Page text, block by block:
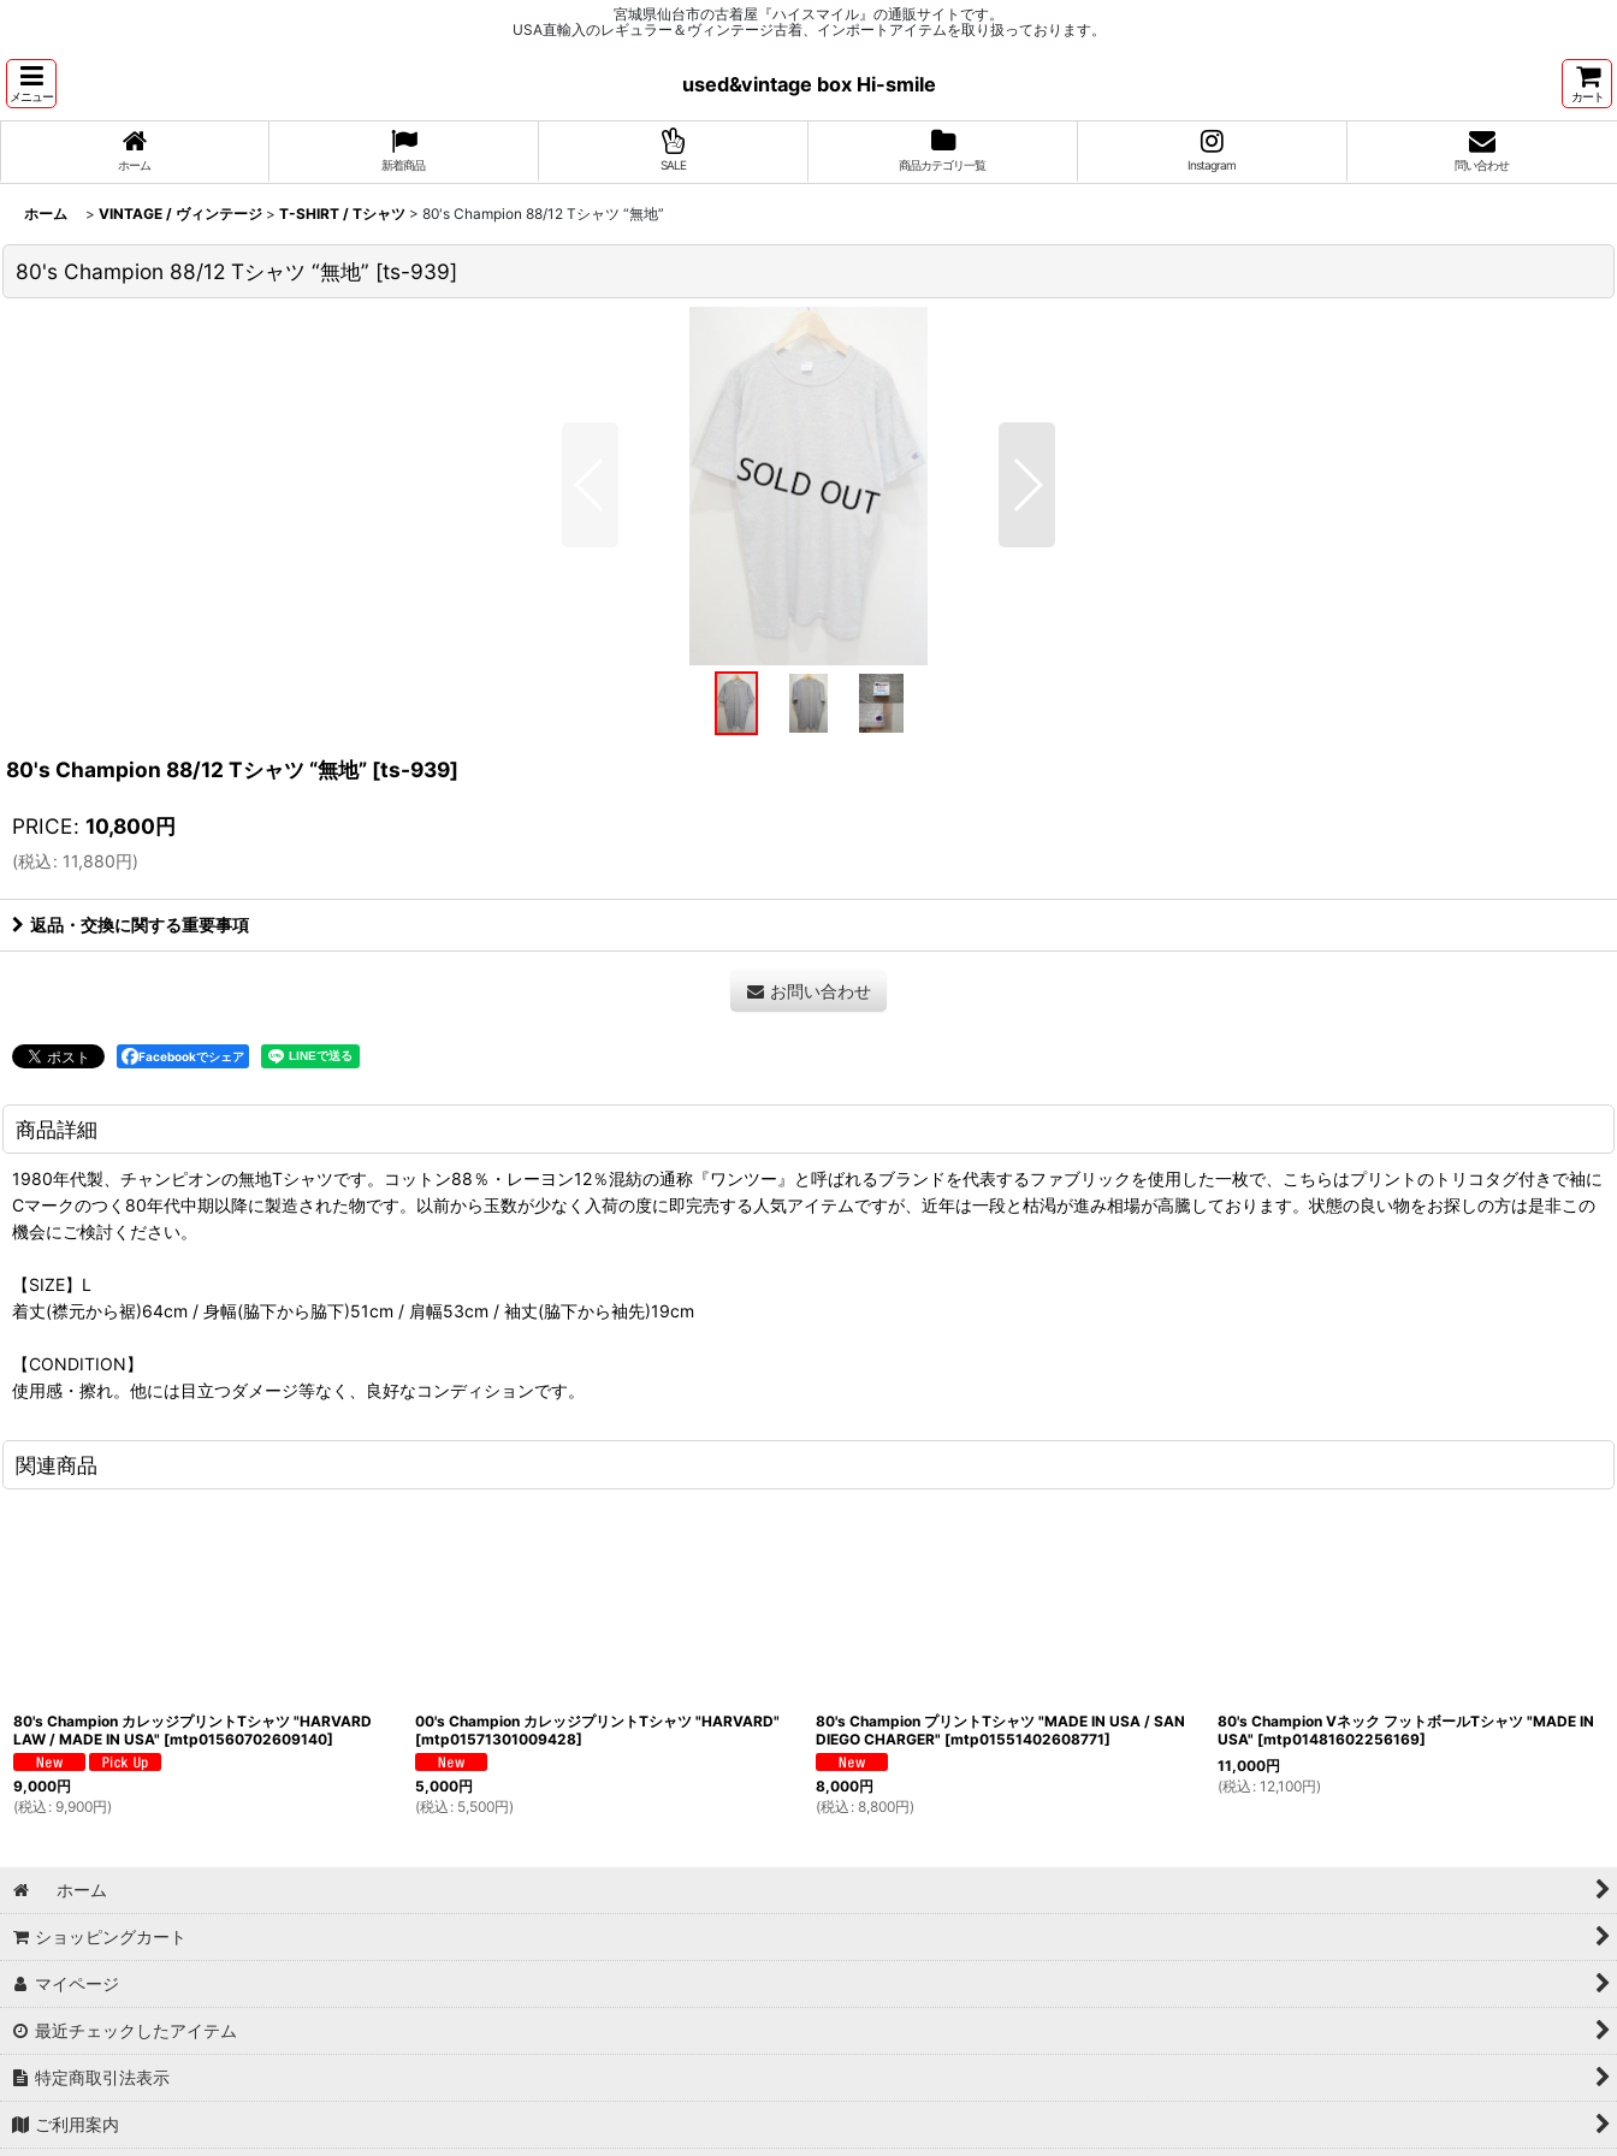
宮城県仙台市の古着屋『ハイスマイル』の通販サイトです。
USA直輸入のレギュラー＆ヴィンテージ古着、インポートアイテムを取り扱っております。
メニュー
used&vintage box Hi-smile
カート
ホーム 新着商品 SALE 商品カテゴリ一覧 Instagram 問い合わせ
ホーム > VINTAGE / ヴィンテージ > T-SHIRT / Tシャツ > 80's Champion 88/12 Tシャツ “無地”
80's Champion 88/12 Tシャツ “無地” [ts-939]
80's Champion 88/12 Tシャツ “無地” [ts-939]
PRICE: 10,800円
(税込: 11,880円)
返品・交換に関する重要事項
お問い合わせ
Facebookでシェア
商品詳細
1980年代製、チャンピオンの無地Tシャツです。コットン88％・レーヨン12％混紡の通称『ワンツー』と呼ばれるブランドを代表するファブリックを使用した一枚で、こちらはプリントのトリコタグ付きで袖に
Cマークのつく80年代中期以降に製造された物です。以前から玉数が少なく入荷の度に即完売する人気アイテムですが、近年は一段と枯渇が進み相場が高騰しております。状態の良い物をお探しの方は是非この
機会にご検討ください。
【SIZE】L
着丈(襟元から裾)64cm / 身幅(脇下から脇下)51cm / 肩幅53cm / 袖丈(脇下から袖先)19cm
【CONDITION】
使用感・擦れ。他には目立つダメージ等なく、良好なコンディションです。
関連商品
80's Champion カレッジプリントTシャツ "HARVARD
LAW / MADE IN USA" [mtp01560702609140]
9,000円
(税込 : 9,900円)
00's Champion カレッジプリントTシャツ "HARVARD"
[mtp01571301009428]
5,000円
(税込 : 5,500円)
80's Champion プリントTシャツ "MADE IN USA / SAN
DIEGO CHARGER" [mtp01551402608771]
8,000円
(税込 : 8,800円)
80's Champion Vネック フットボールTシャツ "MADE IN
USA" [mtp01481602256169]
11,000円
(税込 : 12,100円)
ホーム
ショッピングカート
マイページ
最近チェックしたアイテム
特定商取引法表示
ご利用案内